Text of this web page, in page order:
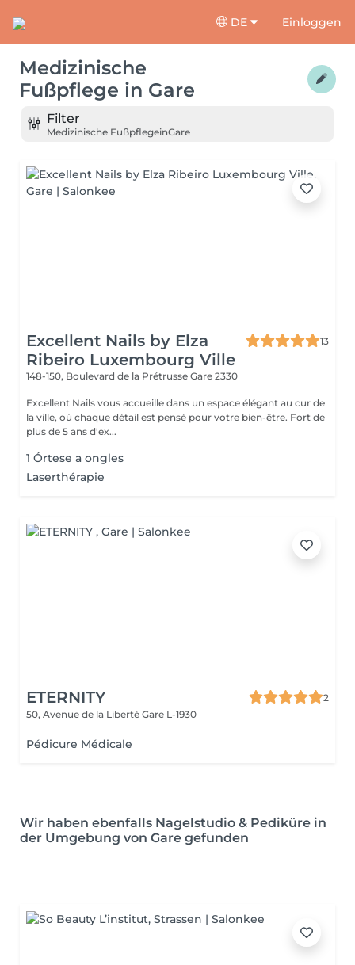
DE Einloggen
Medizinische
Fußpflege in Gare
Filter
Medizinische FußpflegeinGare
Excellent Nails by Elza
Ribeiro Luxembourg Ville
13
148-150, Boulevard de la Prétrusse Gare 2330
Excellent Nails vous accueille dans un espace élégant au cur de
la ville, où chaque détail est pensé pour votre bien-être. Fort de
plus de 5 ans d'ex...
1 Órtese a ongles
Laserthérapie
ETERNITY
2
50, Avenue de la Liberté Gare L-1930
Pédicure Médicale
Wir haben ebenfalls Nagelstudio & Pediküre in
der Umgebung von Gare gefunden